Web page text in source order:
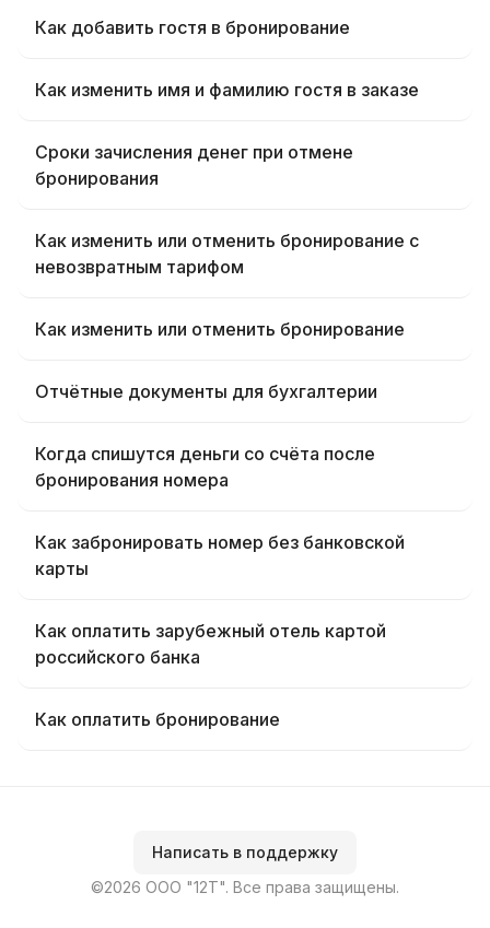
Как добавить гостя в бронирование
Как изменить имя и фамилию гостя в заказе
Сроки зачисления денег при отмене
бронирования
Как изменить или отменить бронирование с
невозвратным тарифом
Как изменить или отменить бронирование
Отчётные документы для бухгалтерии
Когда спишутся деньги со счёта после
бронирования номера
Как забронировать номер без банковской
карты
Как оплатить зарубежный отель картой
российского банка
Как оплатить бронирование
Написать в поддержку
©2026 ООО "12Т". Все права защищены.